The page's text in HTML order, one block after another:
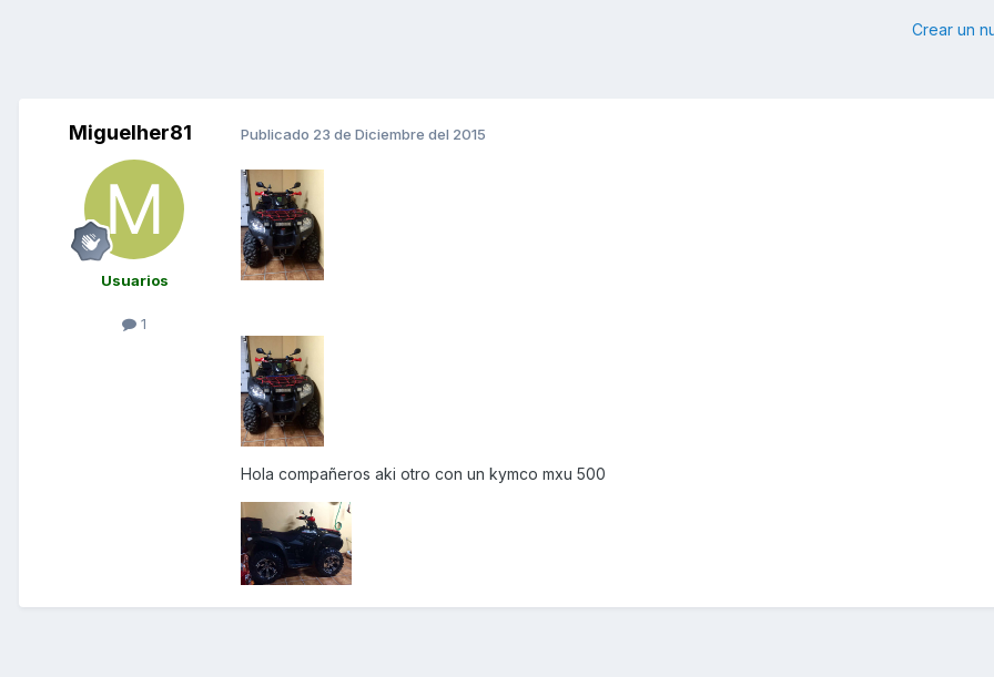
Crear un
Miguelher81
Usuarios
1
Publicado 23 de Diciembre del 2015
Hola compañeros aki otro con un kymco mxu 500